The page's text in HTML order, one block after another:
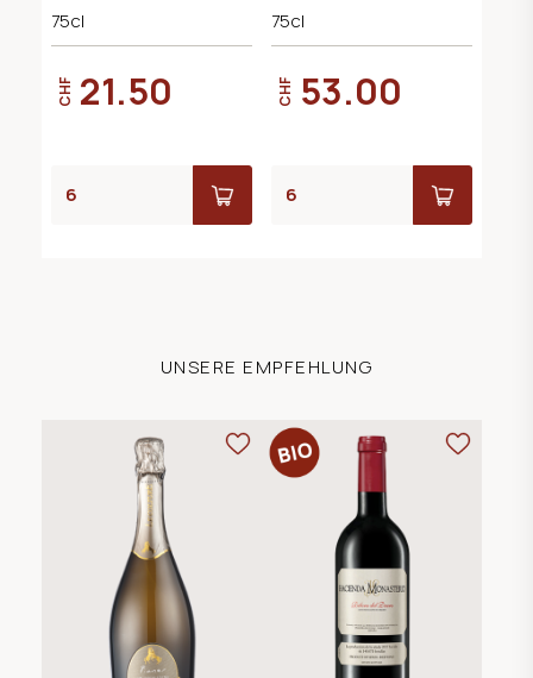
75cl
CHF 21.50
75cl
CHF 53.00
UNSERE EMPFEHLUNG